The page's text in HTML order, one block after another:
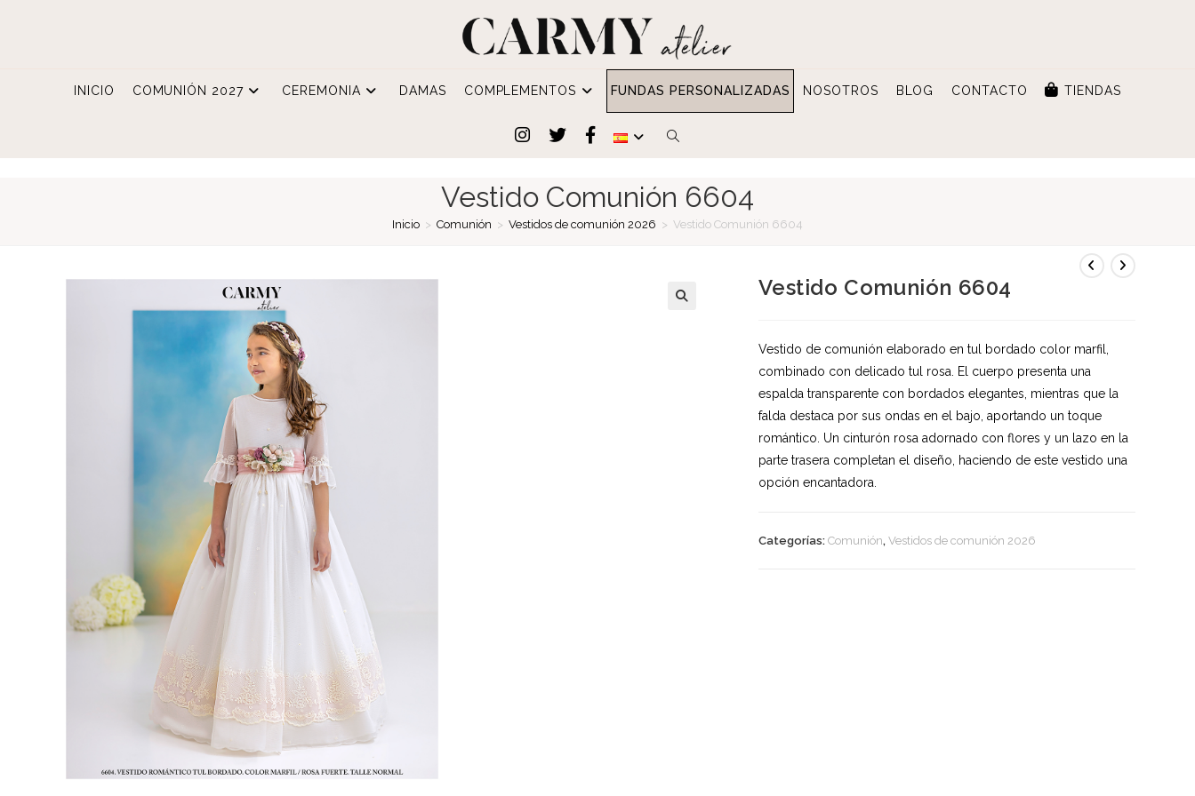
INICIO COMUNIÓN 2027 CEREMONIA DAMAS COMPLEMENTOS FUNDAS PERSONALIZADAS NOSOTROS BLOG CONTACTO TIENDAS
ALTERNAR
DE
WEB
Vestido Comunión 6604
Inicio > Comunión > Vestidos de comunión 2026 > Vestido Comunión 6604
Vestido Comunión 6604
Vestido de comunión elaborado en tul bordado color marfil,
combinado con delicado tul rosa. El cuerpo presenta una
espalda transparente con bordados elegantes, mientras que la
falda destaca por sus ondas en el bajo, aportando un toque
romántico. Un cinturón rosa adornado con flores y un lazo en la
parte trasera completan el diseño, haciendo de este vestido una
opción encantadora.
Categorías:Comunión,Vestidos de comunión 2026